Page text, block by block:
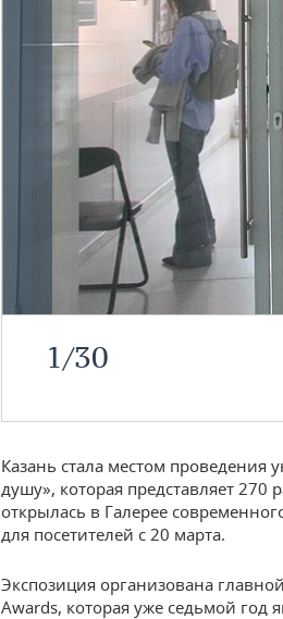
1/30
Казань стала местом проведения
душу», которая представляет
открылась в Галерее
для посетителей с 20 марта.
Экспозиция организована
Awards, которая уже седьмой